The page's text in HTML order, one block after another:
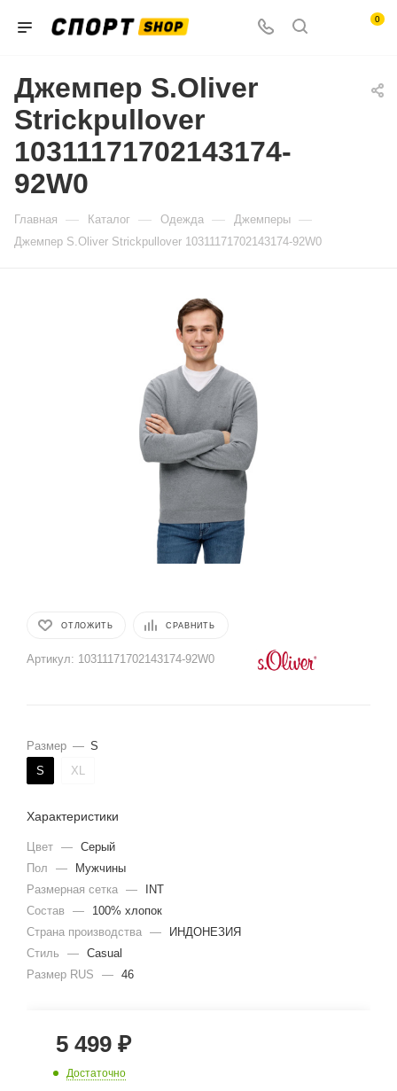
0
Джемпер S.Oliver
Strickpullover
10311171702143174-
92W0
Главная — Каталог — Одежда — Джемперы —
Джемпер S.Oliver Strickpullover 10311171702143174-92W0
ОТЛОЖИТЬ СРАВНИТЬ
Артикул: 10311171702143174-92W0
Размер — S
S
XL
Характеристики
Цвет — Серый
Пол
—
Мужчины
Размерная сетка —
INT
Состав
—
100% хлопок
Страна производства —
ИНДОНЕЗИЯ
Стиль
— Casual
Размер RUS
— 46
5 499 ₽
Достаточно